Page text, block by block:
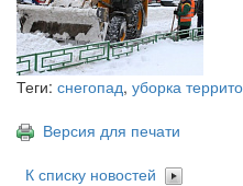
Теги: снегопад, уборка
Версия для печати
К списку новостей